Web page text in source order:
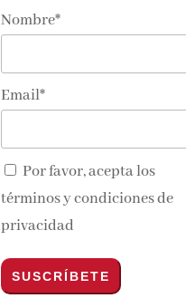
Nombre*
Email*
Por favor, acepta los
términos y condiciones de
privacidad